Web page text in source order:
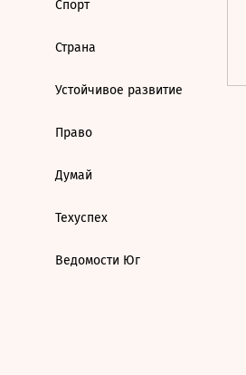
Спорт
Страна
Устойчивое развитие
Право
Думай
Техуспех
Ведомости Юг